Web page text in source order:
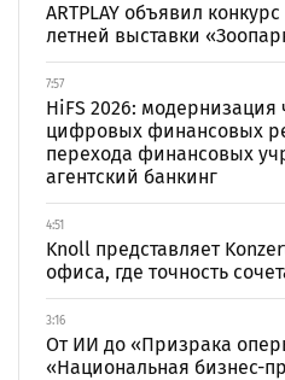
ARTPLAY объявил
летней выставки
7:57
HiFS 2026:
цифровых финансовых
перехода финансовых
агентский банкинг
4:51
Knoll представляет
офиса, где точность
3:16
От ИИ до «Призрака
«Национальная бизнес-